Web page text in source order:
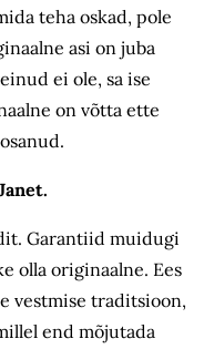
teha oskad, pole
asi on juba
ei ole, sa ise
on võtta ette
Garantiid muidugi
olla originaalne. Ees
vestmise traditsioon,
end mõjutada